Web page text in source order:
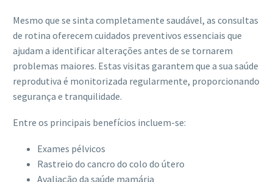
Mesmo que se sinta completamente saudável, as consultas
de rotina oferecem cuidados preventivos essenciais que
ajudam a identificar alterações antes de se tornarem
problemas maiores. Estas visitas garantem que a sua saúde
reprodutiva é monitorizada regularmente, proporcionando
segurança e tranquilidade.
Entre os principais benefícios incluem-se:
Exames pélvicos
Rastreio do cancro do colo do útero
Avaliação da saúde mamária